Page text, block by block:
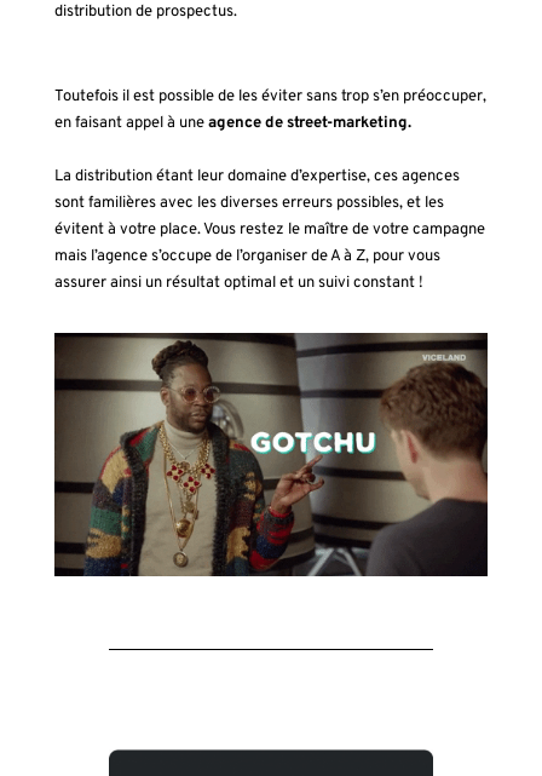
distribution de prospectus.
Toutefois il est possible de les éviter sans trop s’en préoccuper,
en faisant appel à uneagence de street-marketing.
La distribution étant leur domaine d’expertise, ces agences
sont familières avec les diverses erreurs possibles, et les
évitent à votre place. Vous restez le maître de votre campagne
mais l’agence s’occupe de l’organiser de A à Z, pour vous
assurer ainsi un résultat optimal et un suivi constant !